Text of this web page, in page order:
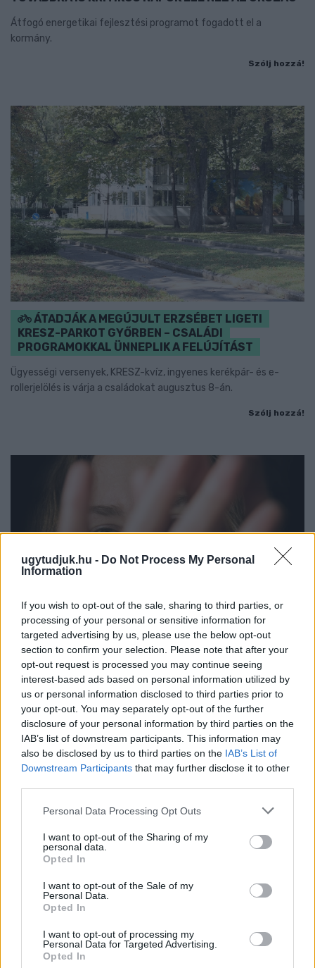
ugytudjuk.hu - Do Not Process My Personal
Information
If you wish to opt-out of the sale, sharing to third parties, or
processing of your personal or sensitive information for
targeted advertising by us, please use the below opt-out
section to confirm your selection. Please note that after your
opt-out request is processed you may continue seeing
interest-based ads based on personal information utilized by
us or personal information disclosed to third parties prior to
your opt-out. You may separately opt-out of the further
disclosure of your personal information by third parties on the
IAB’s list of downstream participants. This information may
also be disclosed by us to third parties on the IAB’s List of
Downstream Participants that may further disclose it to other
Please note that this website/app uses one or more Google
not limited to your visit or usage behaviour. You may click to
grant or deny consent to Google and its third-party tags to
use your data for below specified purposes in below Google
consent section.
Personal Data Processing Opt Outs
I want to opt-out of the Sharing of my
personal data.
Opted In
I want to opt-out of the Sale of my
Personal Data.
Opted In
I want to opt-out of processing my
Personal Data for Targeted Advertising.
Opted In
Átfogó energetikai fejlesztési programot fogadott el a
kormány.
Szólj hozzá!
ÁTADJÁK A MEGÚJULT ERZSÉBET LIGETI
KRESZ-PARKOT GYŐRBEN – CSALÁDI
PROGRAMOKKAL ÜNNEPLIK A FELÚJÍTÁST
Ügyességi versenyek, KRESZ-kvíz, ingyenes kerékpár- és e-
rollerjelölés is várja a családokat augusztus 8-án.
Szólj hozzá!
NŐVERŐ SZOMBATHELYI FÉRFI ELLEN EMELT
VÁDAT AZ ÜGYÉSZSÉG
A férfi a nyílt utcán kezdte verni áldozatát.